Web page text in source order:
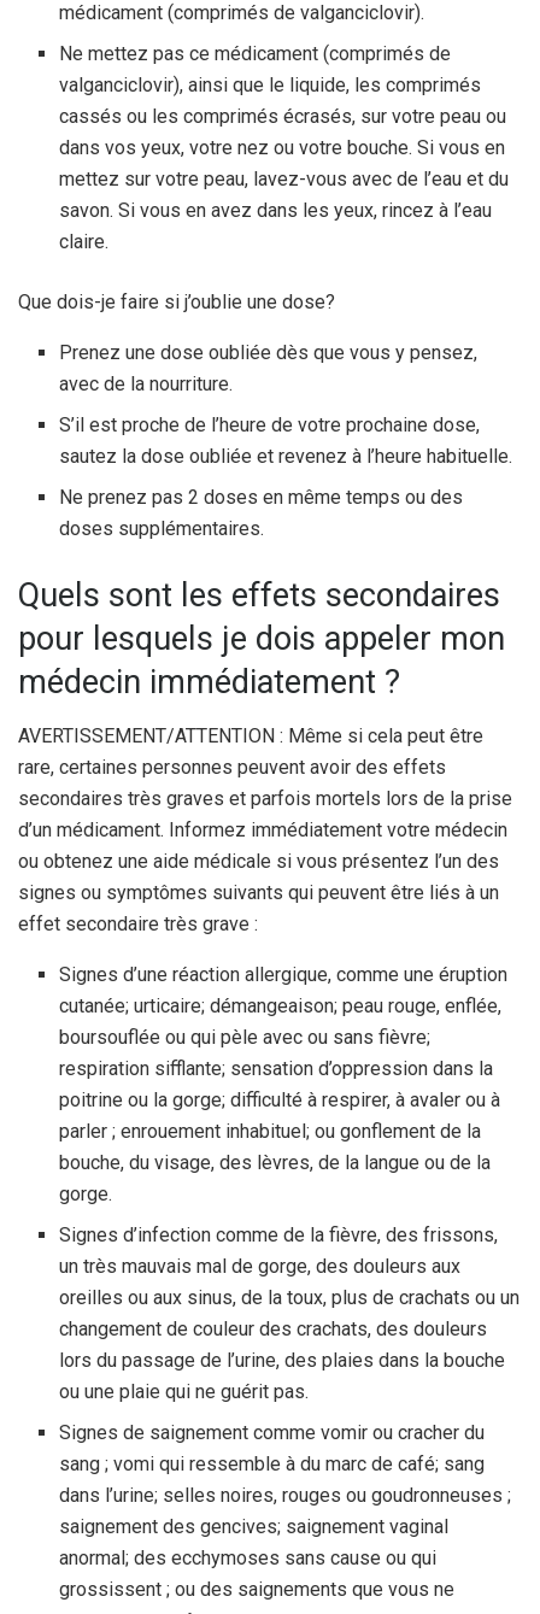
médicament (comprimés de valganciclovir).
Ne mettez pas ce médicament (comprimés de
valganciclovir), ainsi que le liquide, les comprimés
cassés ou les comprimés écrasés, sur votre peau ou
dans vos yeux, votre nez ou votre bouche. Si vous en
mettez sur votre peau, lavez-vous avec de l’eau et du
savon. Si vous en avez dans les yeux, rincez à l’eau
claire.
Que dois-je faire si j’oublie une dose?
Prenez une dose oubliée dès que vous y pensez,
avec de la nourriture.
S’il est proche de l’heure de votre prochaine dose,
sautez la dose oubliée et revenez à l’heure habituelle.
Ne prenez pas 2 doses en même temps ou des
doses supplémentaires.
Quels sont les effets secondaires
pour lesquels je dois appeler mon
médecin immédiatement ?
AVERTISSEMENT/ATTENTION : Même si cela peut être
rare, certaines personnes peuvent avoir des effets
secondaires très graves et parfois mortels lors de la prise
d’un médicament. Informez immédiatement votre médecin
ou obtenez une aide médicale si vous présentez l’un des
signes ou symptômes suivants qui peuvent être liés à un
effet secondaire très grave :
Signes d’une réaction allergique, comme une éruption
cutanée; urticaire; démangeaison; peau rouge, enflée,
boursouflée ou qui pèle avec ou sans fièvre;
respiration sifflante; sensation d’oppression dans la
poitrine ou la gorge; difficulté à respirer, à avaler ou à
parler ; enrouement inhabituel; ou gonflement de la
bouche, du visage, des lèvres, de la langue ou de la
gorge.
Signes d’infection comme de la fièvre, des frissons,
un très mauvais mal de gorge, des douleurs aux
oreilles ou aux sinus, de la toux, plus de crachats ou un
changement de couleur des crachats, des douleurs
lors du passage de l’urine, des plaies dans la bouche
ou une plaie qui ne guérit pas.
Signes de saignement comme vomir ou cracher du
sang ; vomi qui ressemble à du marc de café; sang
dans l’urine; selles noires, rouges ou goudronneuses ;
saignement des gencives; saignement vaginal
anormal; des ecchymoses sans cause ou qui
grossissent ; ou des saignements que vous ne